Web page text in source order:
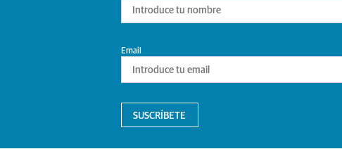
Email
SUSCRÍBETE